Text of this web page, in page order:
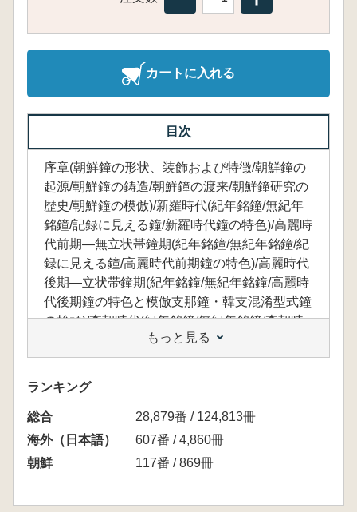
カートに入れる
目次
序章(朝鮮鐘の形状、装飾および特徴/朝鮮鐘の
起源/朝鮮鐘の鋳造/朝鮮鐘の渡来/朝鮮鐘研究の
歴史/朝鮮鐘の模倣)/新羅時代(紀年銘鐘/無紀年
銘鐘/記録に見える鐘/新羅時代鐘の特色)/高麗時
代前期―無立状帯鐘期(紀年銘鐘/無紀年銘鐘/紀
録に見える鐘/高麗時代前期鐘の特色)/高麗時代
後期―立状帯鐘期(紀年銘鐘/無紀年銘鐘/高麗時
代後期鐘の特色と模倣支那鐘・韓支混淆型式鐘
の抬頭)/李朝時代(紀年銘鐘/無紀年銘鐘/李朝時
代鐘の特色と韓支混淆型式鐘の盛行)/詳細不明
佚亡鐘(朝鮮鐘要目一覧表/韓支混淆型式鐘一覧
表/詳細未詳李朝時代鐘一覧表/朝鮮鐘関係主要
文献目録)/索引/図版・挿図目次/補論1 日本にあ
る朝鮮鐘、補論2 新たに発見された朝鮮鐘
もっと見る
ランキング
総合
28,879番 / 124,813冊
海外（日本語）
607番 / 4,860冊
朝鮮
117番 / 869冊